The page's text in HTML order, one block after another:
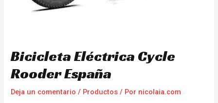
Bicicleta Eléctrica Cycle
Rooder España
Deja un comentario / Productos / Por nicolaia.com